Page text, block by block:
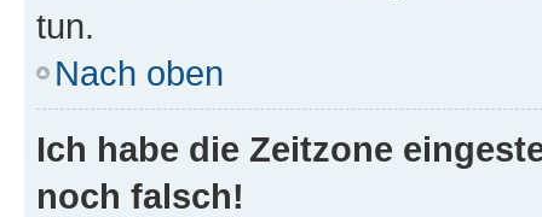
tun.
Nach oben
Ich habe die Zeitzone
noch falsch!